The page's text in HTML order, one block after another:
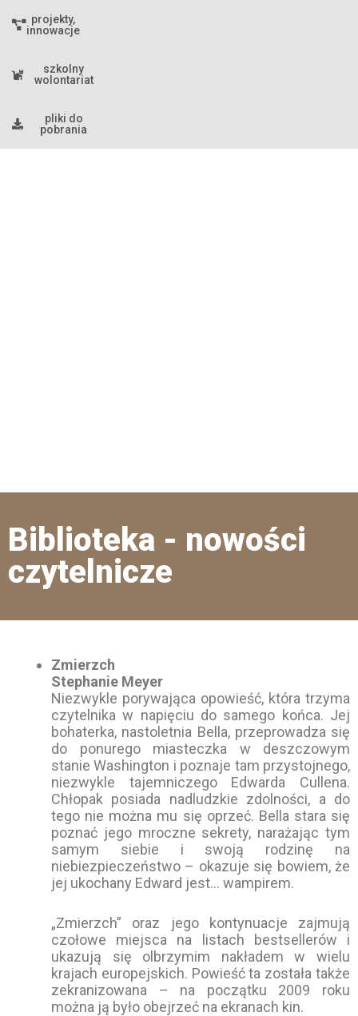
projekty,
innowacje
szkolny
wolontariat
pliki do
pobrania
Biblioteka - nowości
czytelnicze
Zmierzch
Stephanie Meyer
Niezwykle porywająca opowieść, która trzyma
czytelnika w napięciu do samego końca. Jej
bohaterka, nastoletnia Bella, przeprowadza się
do ponurego miasteczka w deszczowym
stanie Washington i poznaje tam przystojnego,
niezwykle tajemniczego Edwarda Cullena.
Chłopak posiada nadludzkie zdolności, a do
tego nie można mu się oprzeć. Bella stara się
poznać jego mroczne sekrety, narażając tym
samym siebie i swoją rodzinę na
niebiezpieczeństwo – okazuje się bowiem, że
jej ukochany Edward jest… wampirem.
„Zmierzch” oraz jego kontynuacje zajmują
czołowe miejsca na listach bestsellerów i
ukazują się olbrzymim nakładem w wielu
krajach europejskich. Powieść ta została także
zekranizowana – na początku 2009 roku
można ją było obejrzeć na ekranach kin.